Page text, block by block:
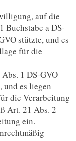
auf die
Buchstabe a DS-
stützte, und es
für die
1 DS-GVO
und es liegen
die Verarbeitung
Art. 21 Abs. 2
ein.